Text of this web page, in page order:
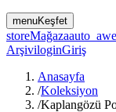
menuKeşfet
storeMağaza
ArşiviloginGiriş
Anasayfa
/Koleksiyon
/Kaplangözü